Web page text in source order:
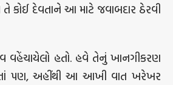
કોઈ દેવતાને આ માટે જવાબદાર ઠેરવી
વહેંચાયેલો હતો. હવે તેનું ખાનગીકરણ
પણ, અહીંથી આ આખી વાત ખરેખર